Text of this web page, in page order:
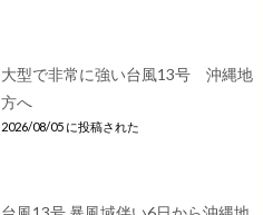
大型で非常に強い台風13号 沖縄地
方へ
2026/08/05 に投稿された